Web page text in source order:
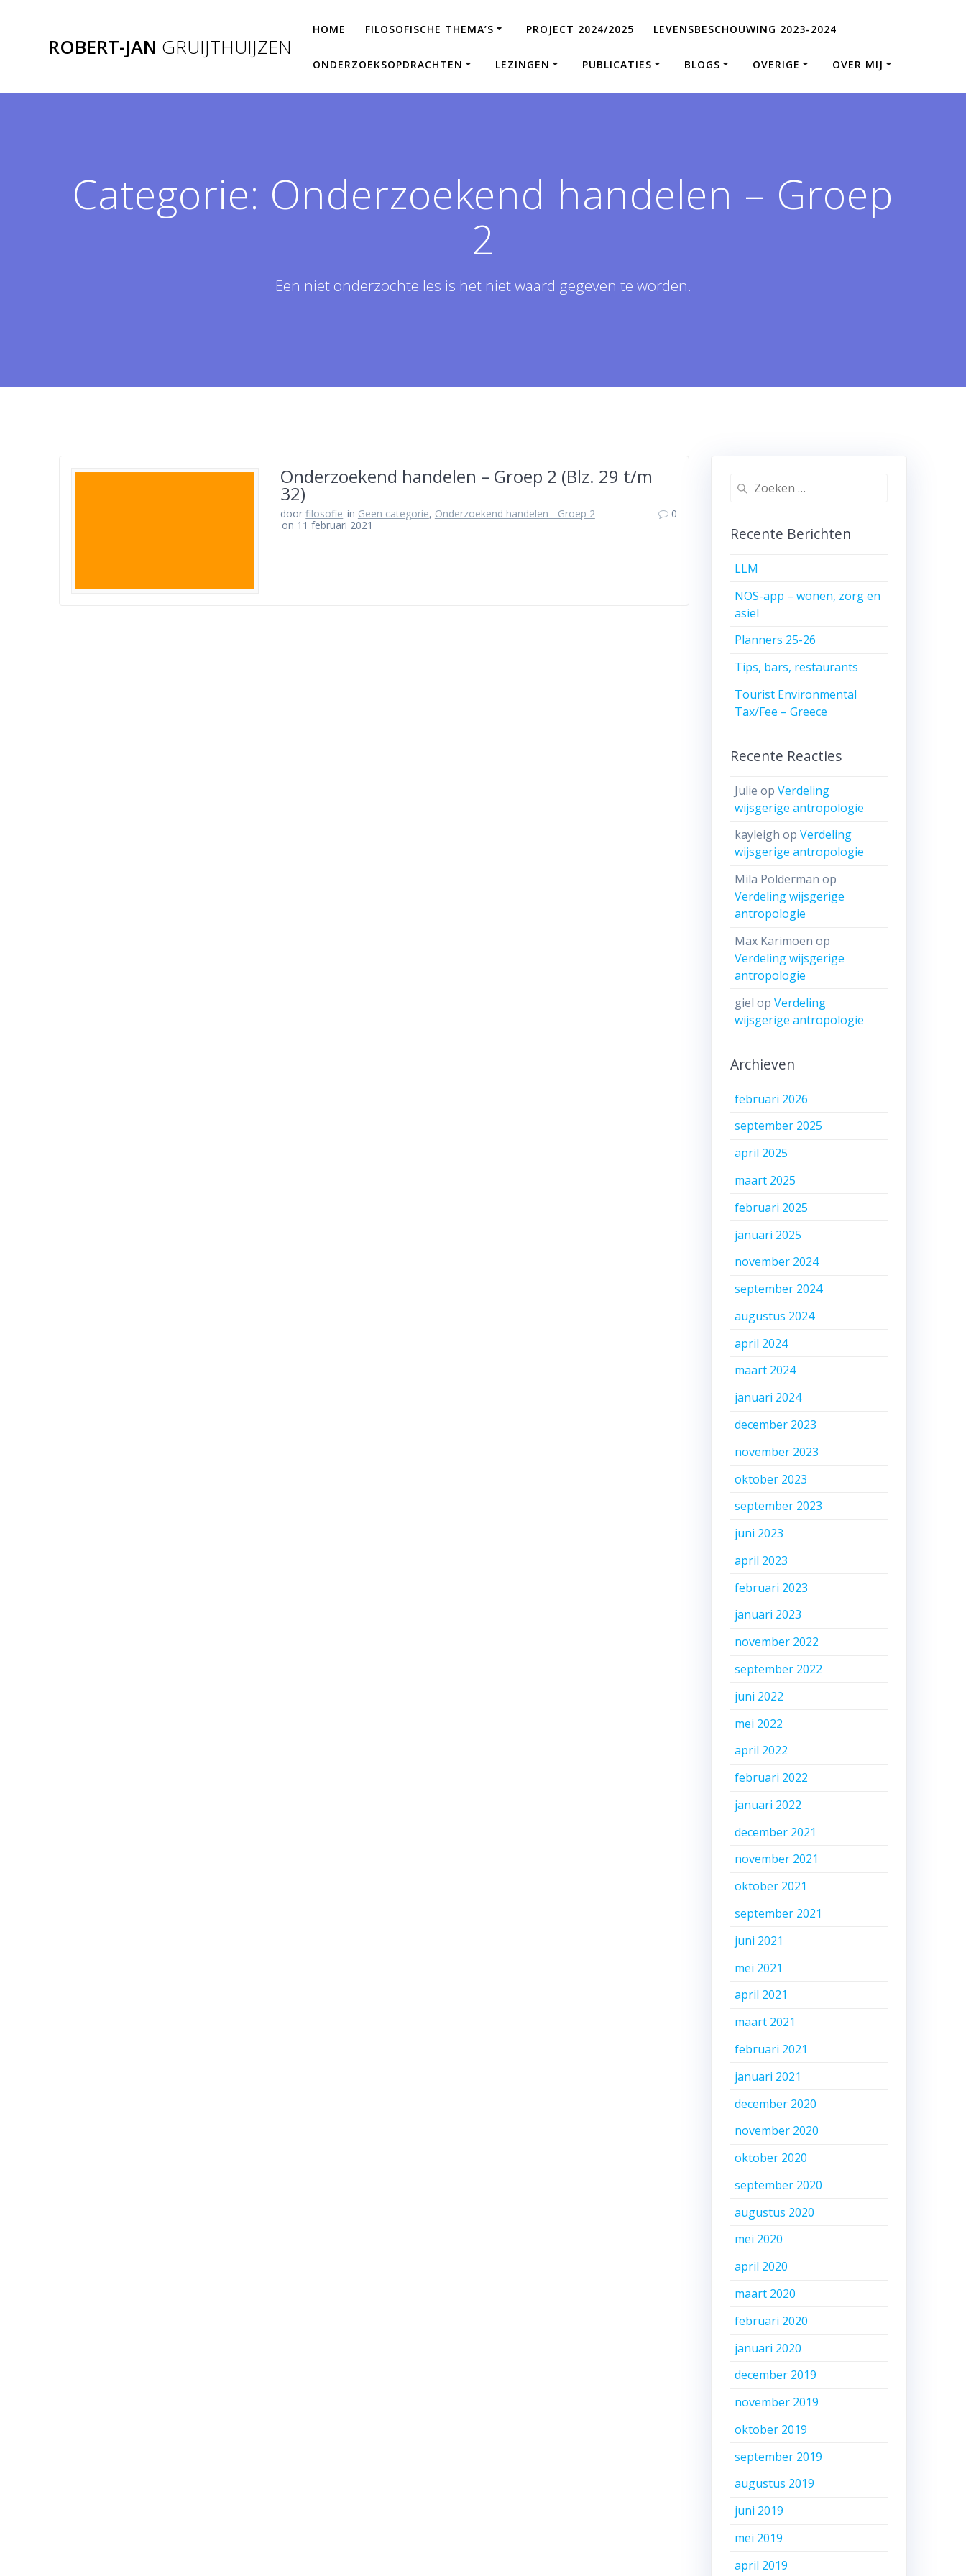
ROBERT-JAN GRUIJTHUIJZEN
HOME FILOSOFISCHE THEMA’S PROJECT 2024/2025 LEVENSBESCHOUWING 2023-2024
ONDERZOEKSOPDRACHTEN LEZINGEN PUBLICATIES BLOGS OVERIGE OVER MIJ
Categorie: Onderzoekend handelen – Groep
2
Een niet onderzochte les is het niet waard gegeven te worden.
Onderzoekend handelen – Groep 2 (Blz. 29 t/m
32)
doorfilosofie in Geen categorie, Onderzoekend handelen - Groep 2
on 11 februari 2021
0
Zoeken
Recente Berichten
LLM
NOS-app – wonen, zorg en
asiel
Planners 25-26
Tips, bars, restaurants
Tourist Environmental
Tax/Fee – Greece
Recente Reacties
Julie opVerdeling
wijsgerige antropologie
kayleigh opVerdeling
wijsgerige antropologie
Mila Polderman op
Verdeling wijsgerige
antropologie
Max Karimoen op
Verdeling wijsgerige
antropologie
giel opVerdeling
wijsgerige antropologie
Archieven
februari 2026
september 2025
april 2025
maart 2025
februari 2025
januari 2025
november 2024
september 2024
augustus 2024
april 2024
maart 2024
januari 2024
december 2023
november 2023
oktober 2023
september 2023
juni 2023
april 2023
februari 2023
januari 2023
november 2022
september 2022
juni 2022
mei 2022
april 2022
februari 2022
januari 2022
december 2021
november 2021
oktober 2021
september 2021
juni 2021
mei 2021
april 2021
maart 2021
februari 2021
januari 2021
december 2020
november 2020
oktober 2020
september 2020
augustus 2020
mei 2020
april 2020
maart 2020
februari 2020
januari 2020
december 2019
november 2019
oktober 2019
september 2019
augustus 2019
juni 2019
mei 2019
april 2019